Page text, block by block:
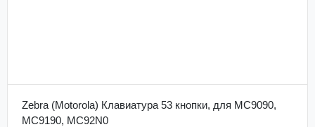
Zebra (Motorola) Клавиатура 53 кнопки, для MC9090,
MC9190, MC92N0